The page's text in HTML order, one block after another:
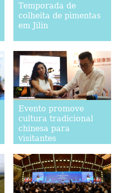
Temporada de
colheita de pimentas
em Jilin
Evento promove
cultura tradicional
chinesa para
visitantes
Beijing